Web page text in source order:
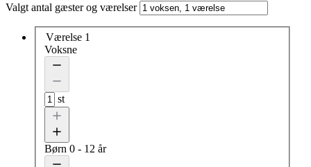
Valgt antal gæster og værelser
Værelse 1
Voksne
st
Børn 0 - 12 år